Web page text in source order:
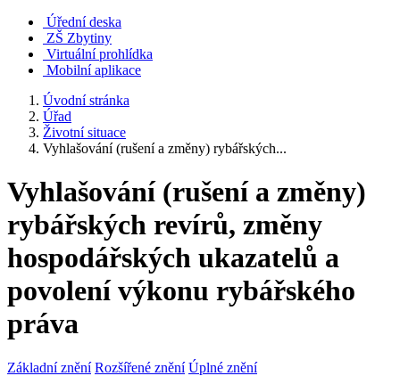
Úřední deska
ZŠ Zbytiny
Virtuální prohlídka
Mobilní aplikace
Úvodní stránka
Úřad
Životní situace
Vyhlašování (rušení a změny) rybářských...
Vyhlašování (rušení a změny)
rybářských revírů, změny
hospodářských ukazatelů a
povolení výkonu rybářského
práva
Základní znění Rozšířené znění Úplné znění